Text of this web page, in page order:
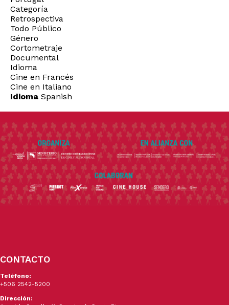
Categoría
Retrospectiva
Todo Público
Género
Cortometraje
Documental
Idioma
Cine en Francés
Cine en Italiano
Idioma Spanish
CONTACTO
Teléfono:
+506 2542-5200
Dirección: